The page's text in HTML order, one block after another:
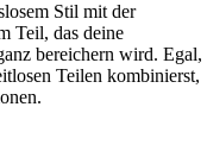
Stil mit der
Teil, das deine
bereichern wird. Egal,
Teilen kombinierst,